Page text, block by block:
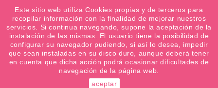
¿Quiere conocer las próximas ofertas del fin de
semana? Apúntate a nuestra Newsletter
Favoritos (0)

Este sitio web utiliza Cookies propias y de terceros para
recopilar información con la finalidad de mejorar nuestros
servicios. Si continua navegando, supone la aceptación de la
instalación de las mismas. El usuario tiene la posibilidad de
configurar su navegador pudiendo, si así lo desea, impedir
que sean instaladas en su disco duro, aunque deberá tener
en cuenta que dicha acción podrá ocasionar dificultades de
navegación de la página web.
aceptar